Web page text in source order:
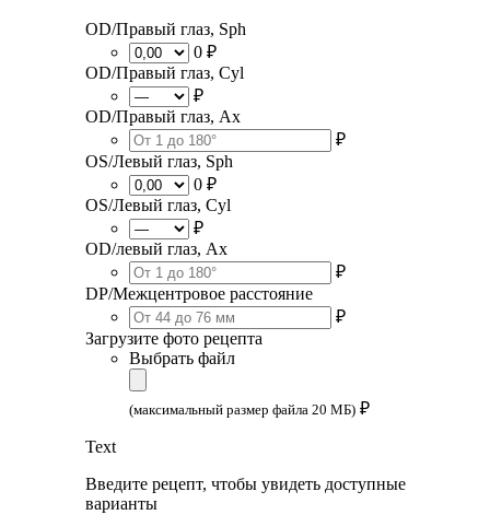
OD/Правый глаз, Sph
0 ₽
OD/Правый глаз, Cyl
₽
OD/Правый глаз, Ax
₽
OS/Левый глаз, Sph
0 ₽
OS/Левый глаз, Cyl
₽
OD/левый глаз, Ax
₽
DP/Межцентровое расстояние
₽
Загрузите фото рецепта
Выбрать файл
(максимальный размер файла 20 МБ) ₽
Text
Введите рецепт, чтобы увидеть доступные
варианты